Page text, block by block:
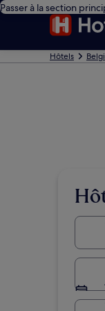
Passer à la section
Hôtels